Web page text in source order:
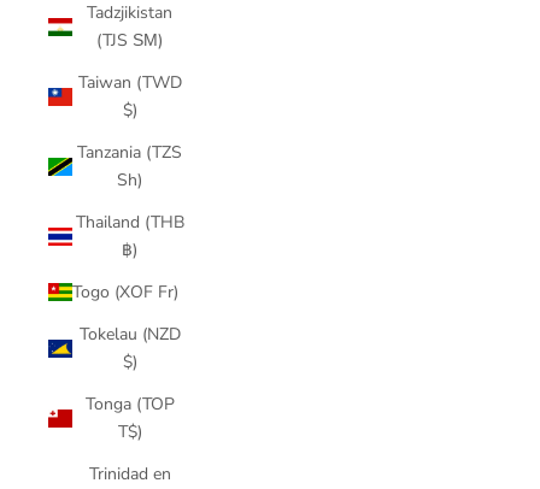
Tadzjikistan
(TJS ЅМ)
Taiwan (TWD
$)
Tanzania (TZS
Sh)
Thailand (THB
฿)
Togo (XOF Fr)
Tokelau (NZD
$)
Tonga (TOP
T$)
Trinidad en